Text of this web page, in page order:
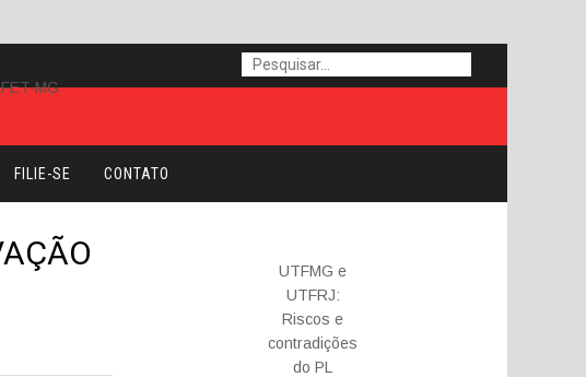
FILIE-SE CONTATO
UTFMG e
UTFRJ:
Riscos e
contradições
do PL